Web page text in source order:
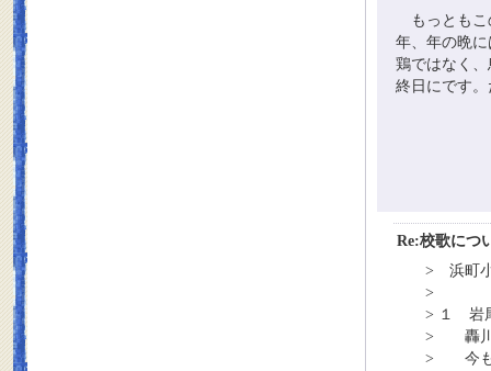
もっともこ
年、年の晩
鶏ではなく
終日にです
Re:校歌につ
> 浜町
>
> １ 岩
> 轟川
> 今も